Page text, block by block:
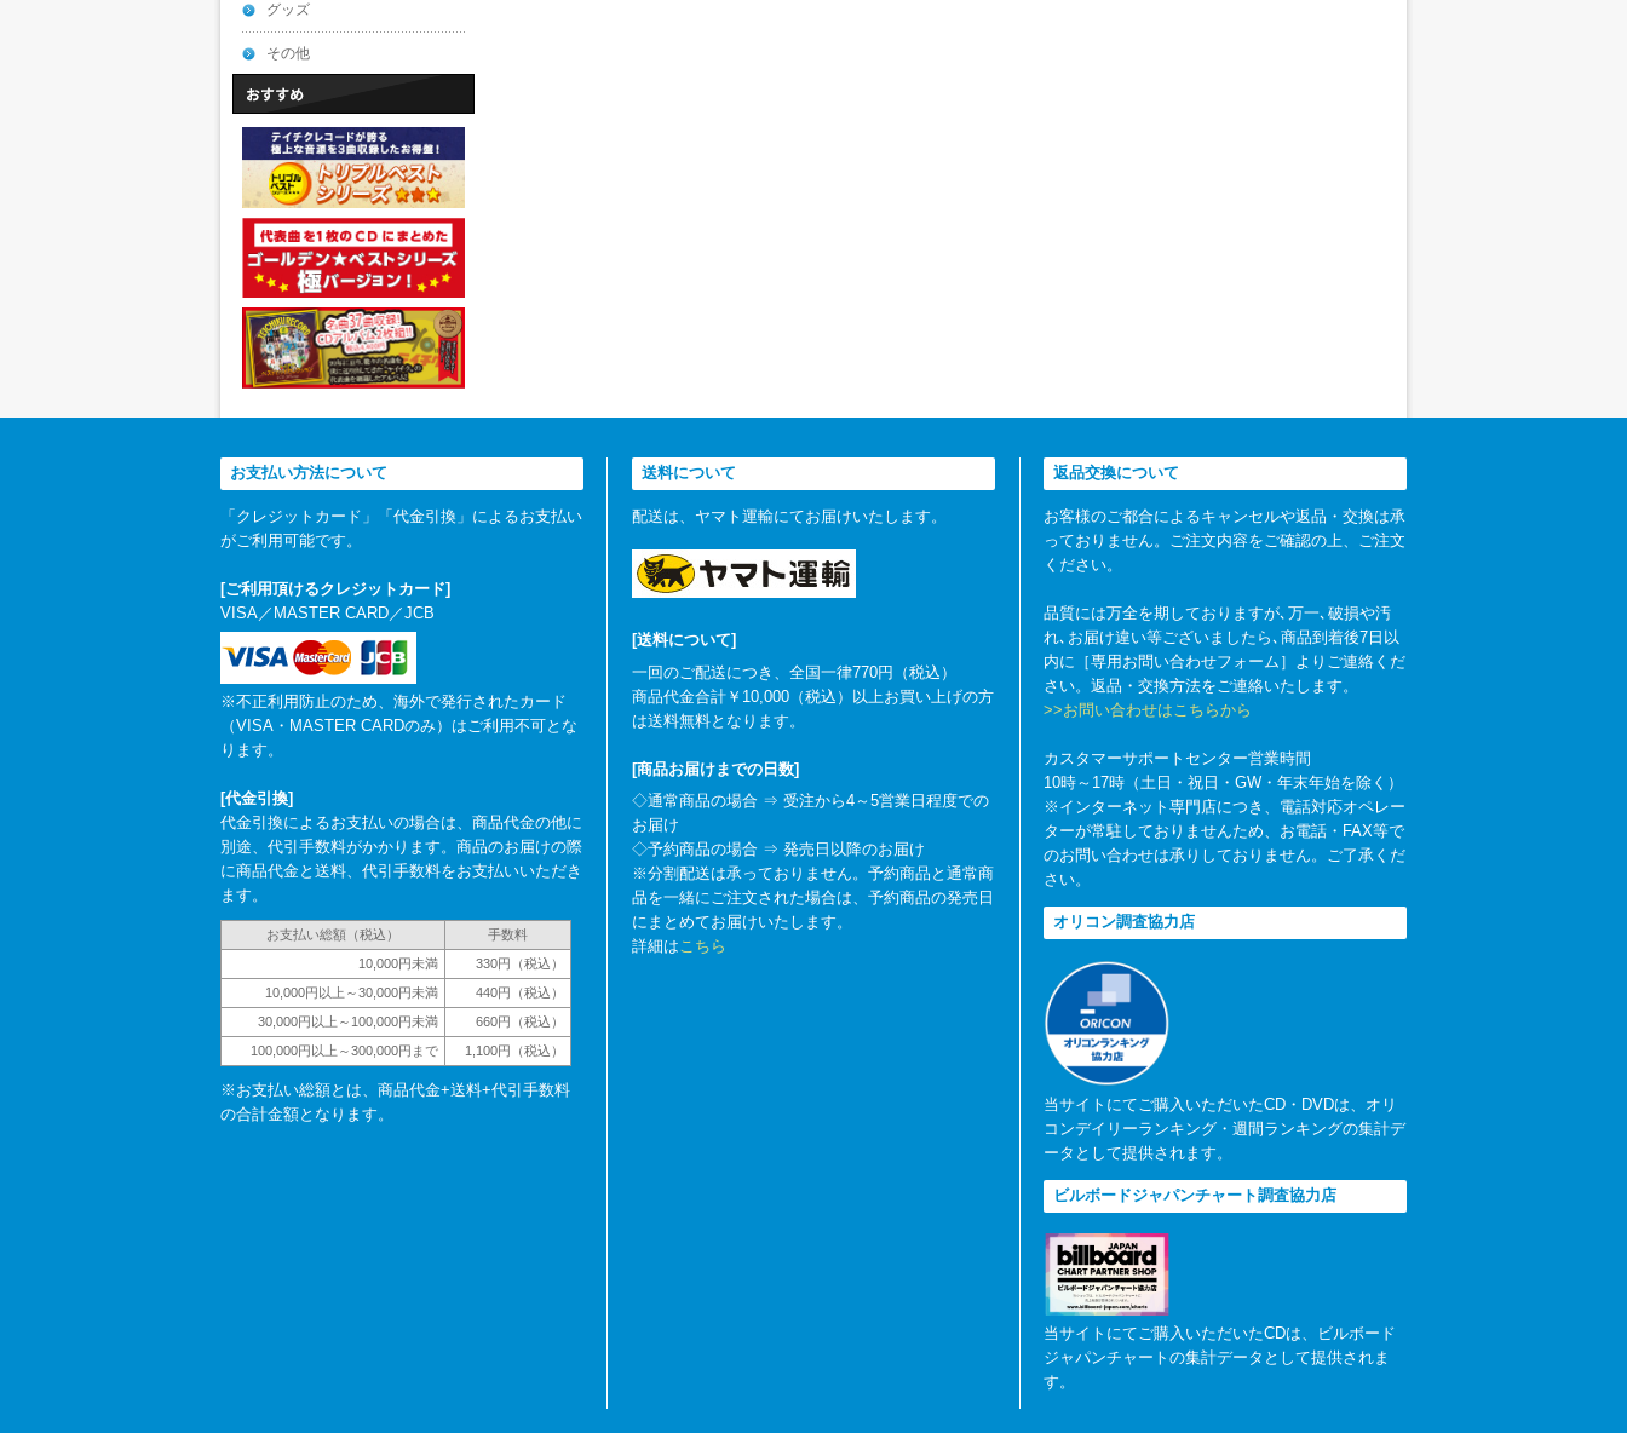
グッズ
その他
お支払い方法について
「クレジットカード」「代金引換」によるお支払い
がご利用可能です。
[ご利用頂けるクレジットカード]
VISA／MASTER CARD／JCB
※不正利用防止のため、海外で発行されたカード
（VISA・MASTER CARDのみ）はご利用不可とな
ります。
[代金引換]
代金引換によるお支払いの場合は、商品代金の他に
別途、代引手数料がかかります。商品のお届けの際
に商品代金と送料、代引手数料をお支払いいただき
ます。
お支払い総額（税込）
手数料
10,000円未満
330円（税込）
10,000円以上～30,000円未満
440円（税込）
30,000円以上～100,000円未満
660円（税込）
100,000円以上～300,000円まで
1,100円（税込）
※お支払い総額とは、商品代金+送料+代引手数料
の合計金額となります。
送料について
配送は、ヤマト運輸にてお届けいたします。
[送料について]
一回のご配送につき、全国一律770円（税込）
商品代金合計￥10,000（税込）以上お買い上げの方
は送料無料となります。
[商品お届けまでの日数]
◇通常商品の場合 ⇒ 受注から4～5営業日程度での
お届け
◇予約商品の場合 ⇒ 発売日以降のお届け
※分割配送は承っておりません。予約商品と通常商
品を一緒にご注文された場合は、予約商品の発売日
にまとめてお届けいたします。
詳細はこちら
返品交換について
お客様のご都合によるキャンセルや返品・交換は承
っておりません。ご注文内容をご確認の上、ご注文
ください。
品質には万全を期しておりますが､万一､破損や汚
れ､お届け違い等ございましたら､商品到着後7日以
内に［専用お問い合わせフォーム］よりご連絡くだ
さい。返品・交換方法をご連絡いたします。
>>お問い合わせはこちらから
カスタマーサポートセンター営業時間
10時～17時（土日・祝日・GW・年末年始を除く）
※インターネット専門店につき、電話対応オペレー
ターが常駐しておりませんため、お電話・FAX等で
のお問い合わせは承りしておりません。ご了承くだ
さい。
オリコン調査協力店
当サイトにてご購入いただいたCD・DVDは、オリ
コンデイリーランキング・週間ランキングの集計デ
ータとして提供されます。
ビルボードジャパンチャート調査協力店
当サイトにてご購入いただいたCDは、ビルボード
ジャパンチャートの集計データとして提供されま
す。